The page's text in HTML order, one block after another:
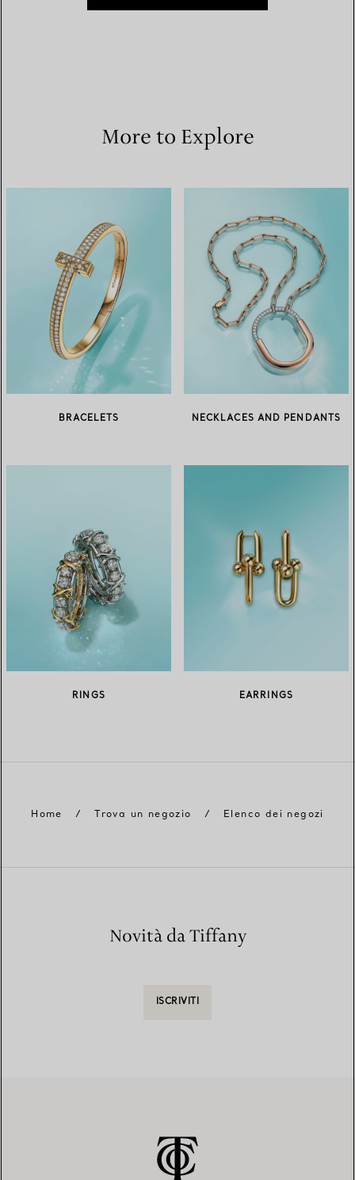
More to Explore
BRACELETS NECKLACES AND PENDANTS
RINGS EARRINGS
Home / Trova un negozio / Elenco dei negozi
Novità da Tiffany
ISCRIVITI